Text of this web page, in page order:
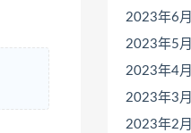
2023年6月
2023年5月
2023年4月
2023年3月
2023年2月